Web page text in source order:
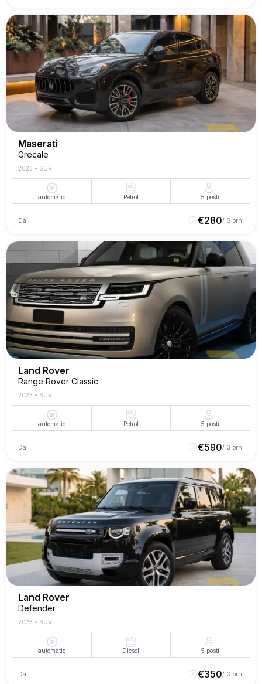
Maserati
Grecale
2023 • SUV
automatic Petrol 5 posti
Da €280/ Giorni
Land Rover
Range Rover Classic
2023 • SUV
automatic Petrol 5 posti
Da €590/ Giorni
Land Rover
Defender
2023 • SUV
automatic Diesel 5 posti
Da €350/ Giorni